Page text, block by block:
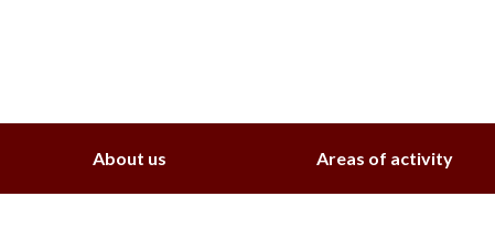
About us Areas of activity